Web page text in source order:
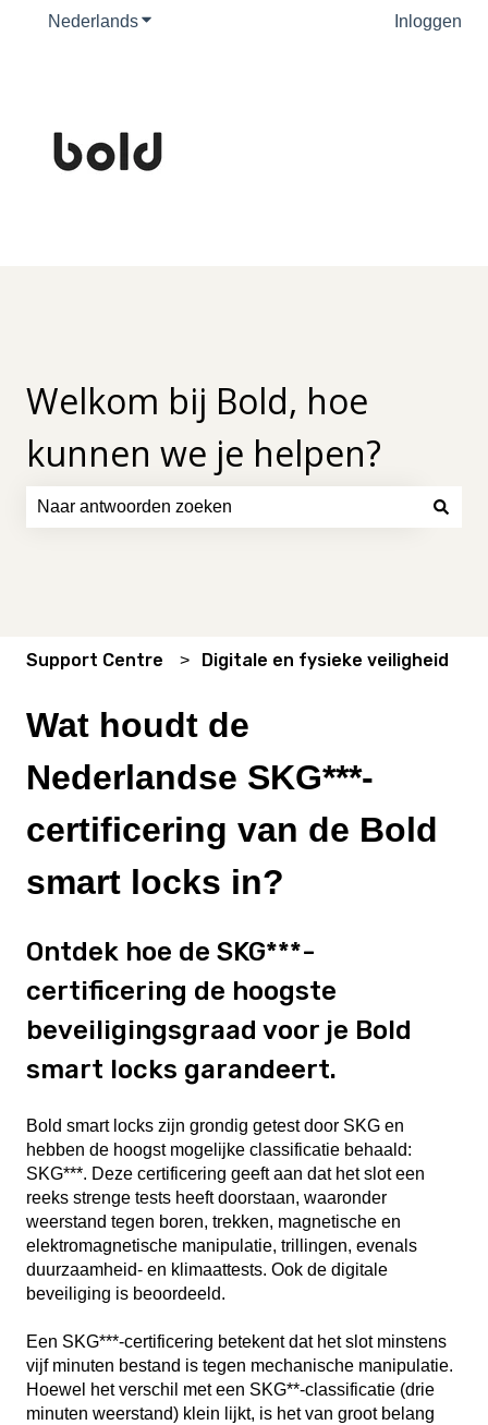
NederlandsSubmenu tonen voor vertalingen Inloggen
Welkom bij Bold, hoe
kunnen we je helpen?
Support Centre Digitale en fysieke veiligheid
Wat houdt de
Nederlandse SKG***-
certificering van de Bold
smart locks in?
Ontdek hoe de SKG***-
certificering de hoogste
beveiligingsgraad voor je Bold
smart locks garandeert.
Bold smart locks zijn grondig getest door SKG en
hebben de hoogst mogelijke classificatie behaald:
SKG***. Deze certificering geeft aan dat het slot een
reeks strenge tests heeft doorstaan, waaronder
weerstand tegen boren, trekken, magnetische en
elektromagnetische manipulatie, trillingen, evenals
duurzaamheid- en klimaattests. Ook de digitale
beveiliging is beoordeeld.
Een SKG***-certificering betekent dat het slot minstens
vijf minuten bestand is tegen mechanische manipulatie.
Hoewel het verschil met een SKG**-classificatie (drie
minuten weerstand) klein lijkt, is het van groot belang